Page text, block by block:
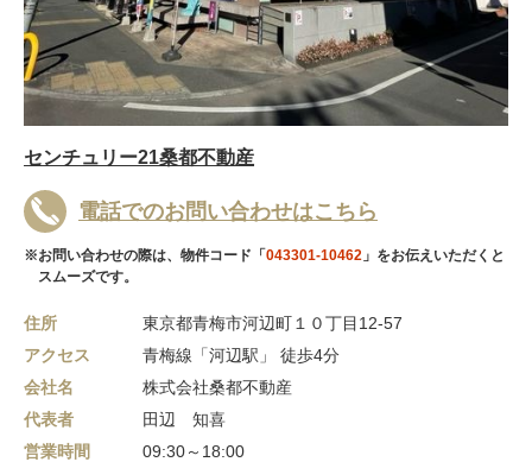
センチュリー21桑都不動産
電話でのお問い合わせはこちら
※お問い合わせの際は、物件コード「 043301-10462 」をお伝えいただくと
スムーズです。
住所
東京都青梅市河辺町１０丁目12-57
アクセス
青梅線「河辺駅」 徒歩4分
会社名
株式会社桑都不動産
代表者
田辺 知喜
営業時間
09:30～18:00